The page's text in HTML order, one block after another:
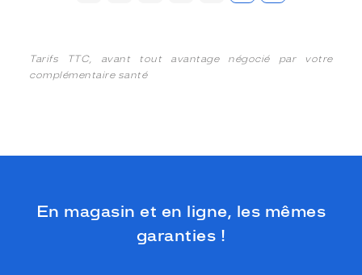
Tarifs TTC, avant tout avantage négocié par votre
complémentaire santé
En magasin et en ligne, les mêmes
garanties !